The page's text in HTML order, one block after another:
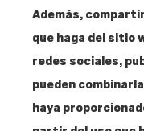
Contacto
T. 915 304 287
Además,
que haga del sitio
redes sociales,
pueden
haya